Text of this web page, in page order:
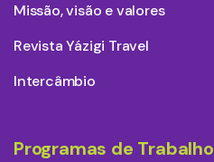
Missão, visão e valores
Revista Yázigi Travel
Intercâmbio
Programas de Trabalho